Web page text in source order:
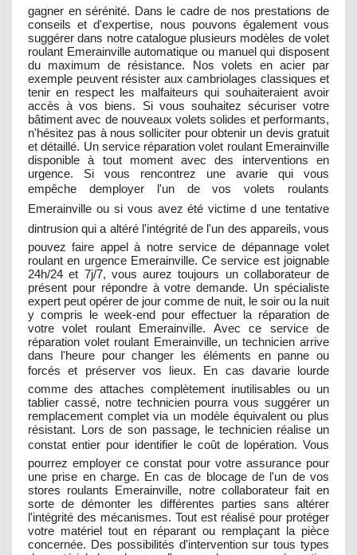
gagner en sérénité. Dans le cadre de nos prestations de
conseils et d'expertise, nous pouvons également vous
suggérer dans notre catalogue plusieurs modèles de volet
roulant Emerainville automatique ou manuel qui disposent
du maximum de résistance. Nos volets en acier par
exemple peuvent résister aux cambriolages classiques et
tenir en respect les malfaiteurs qui souhaiteraient avoir
accès à vos biens. Si vous souhaitez sécuriser votre
bâtiment avec de nouveaux volets solides et performants,
n'hésitez pas à nous solliciter pour obtenir un devis gratuit
et détaillé. Un service réparation volet roulant Emerainville
disponible à tout moment avec des interventions en
urgence. Si vous rencontrez une avarie qui vous
empêche demployer l'un de vos volets roulants
Emerainville ou si vous avez été victime d une tentative
dintrusion qui a altéré l'intégrité de l'un des appareils, vous
pouvez faire appel à notre service de dépannage volet
roulant en urgence Emerainville. Ce service est joignable
24h/24 et 7j/7, vous aurez toujours un collaborateur de
présent pour répondre à votre demande. Un spécialiste
expert peut opérer de jour comme de nuit, le soir ou la nuit
y compris le week-end pour effectuer la réparation de
votre volet roulant Emerainville. Avec ce service de
réparation volet roulant Emerainville, un technicien arrive
dans l'heure pour changer les éléments en panne ou
forcés et préserver vos lieux. En cas davarie lourde
comme des attaches complètement inutilisables ou un
tablier cassé, notre technicien pourra vous suggérer un
remplacement complet via un modèle équivalent ou plus
résistant. Lors de son passage, le technicien réalise un
constat entier pour identifier le coût de lopération. Vous
pourrez employer ce constat pour votre assurance pour
une prise en charge. En cas de blocage de l'un de vos
stores roulants Emerainville, notre collaborateur fait en
sorte de démonter les différentes parties sans altérer
l'intégrité des mécanismes. Tout est réalisé pour protéger
votre matériel tout en réparant ou remplaçant la pièce
concernée. Des possibilités d'intervention sur tous types